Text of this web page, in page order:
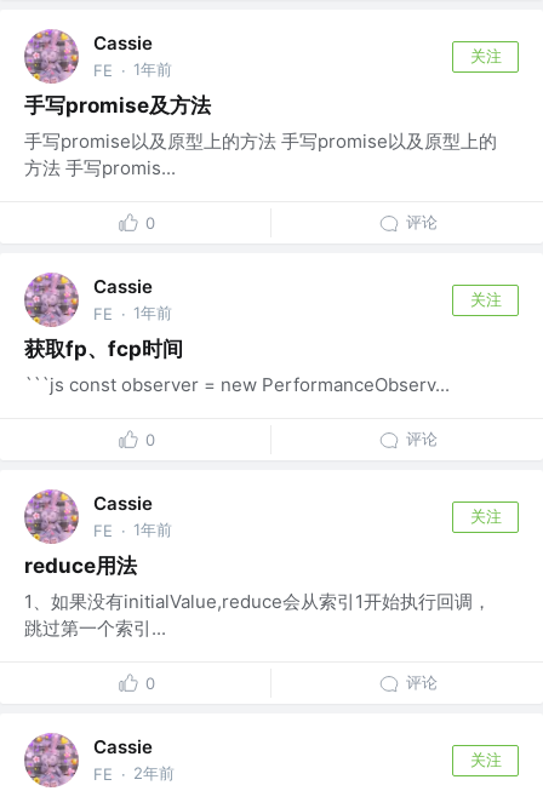
Cassie
FE · 1年前
关注
手写promise及方法
手写promise以及原型上的方法 手写promise以及原型上的
方法 手写promis...
0 评论
Cassie
FE · 1年前
关注
获取fp、fcp时间
```js const observer = new PerformanceObserv...
0 评论
Cassie
FE · 1年前
关注
reduce用法
1、如果没有initialValue,reduce会从索引1开始执行回调，
跳过第一个索引...
0 评论
Cassie
FE · 2年前
关注